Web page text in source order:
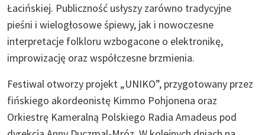
Łacińskiej. Publiczność usłyszy zarówno tradycyjne
pieśni i wielogłosowe śpiewy, jak i nowoczesne
interpretacje folkloru wzbogacone o elektronikę,
improwizację oraz współczesne brzmienia.
Festiwal otworzy projekt „UNIKO”, przygotowany przez
fińskiego akordeonistę Kimmo Pohjonena oraz
Orkiestrę Kameralną Polskiego Radia Amadeus pod